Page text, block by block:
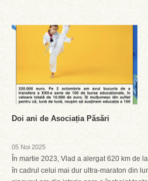
Doi ani de Asociația Păsări
05 Noi 2025
În martie 2023, Vlad a alergat 620 km de
în cadrul celui mai dur ultra-maraton din